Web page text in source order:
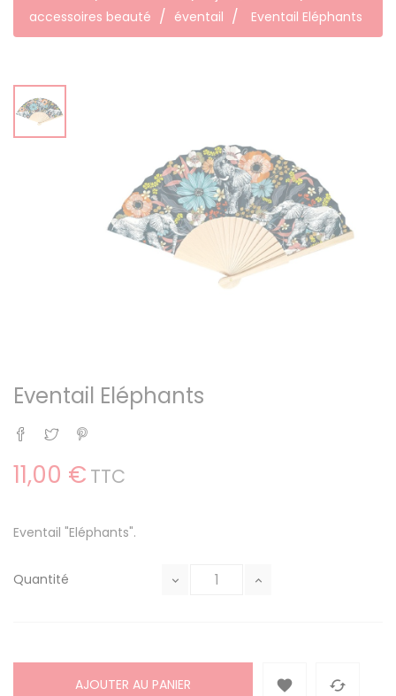
accessoires beauté
éventail Eventail Eléphants
Eventail Eléphants
Partager
Tweet
11,00 € TTC
Eventail "Eléphants".
Quantité
AJOUTER AU PANIER  